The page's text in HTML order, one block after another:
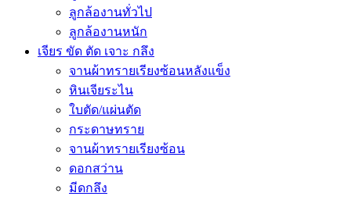
ลูกล้องานทั่วไป
ลูกล้องานหนัก
เจียร ขัด ตัด เจาะ กลึง
จานผ้าทรายเรียงซ้อนหลังแข็ง
หินเจียระไน
ใบตัด/แผ่นตัด
กระดาษทราย
จานผ้าทรายเรียงซ้อน
ดอกสว่าน
มีดกลึง